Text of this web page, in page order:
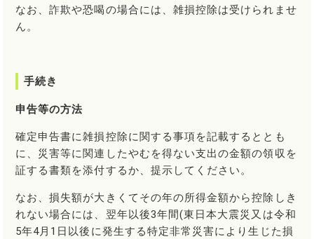
なお、詐欺や恐喝の場合には、雑損控除は受けられませ
ん。
手続き
申告等の方法
確定申告書に雑損控除に関する事項を記載するととも
に、災害等に関連したやむを得ない支出の金額の領収を
証する書類を添付するか、提示してください。
なお、損失額が大きくてその年の所得金額から控除しき
れない場合には、翌年以後3年間(東日本大震災又は令和
5年4月1日以後に発生する特定非常災害により生じた損